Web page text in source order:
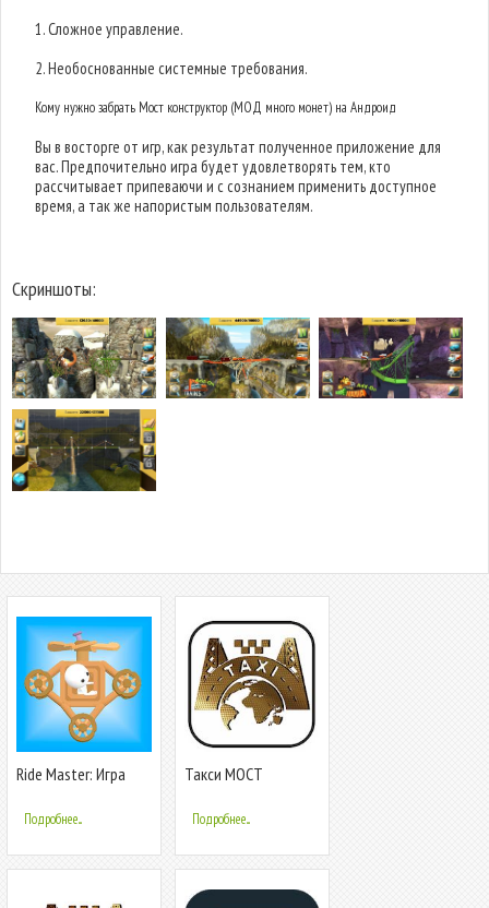
1. Сложное управление.
2. Необоснованные системные требования.
Кому нужно забрать Мост конструктор (МОД много монет) на Андроид
Вы в восторге от игр, как результат полученное приложение для
вас. Предпочительно игра будет удовлетворять тем, кто
рассчитывает припеваючи и с сознанием применить доступное
время, а так же напористым пользователям.
Скриншоты:
Ride Master: Игра
Подробнее...
Такси МОСТ
Подробнее...